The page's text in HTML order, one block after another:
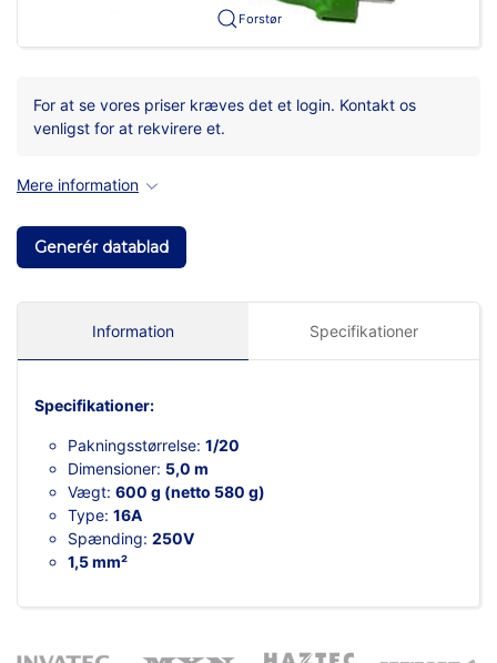
Forstør
For at se vores priser kræves det et login. Kontakt os
venligst for at rekvirere et.
Mere information
Generér datablad
Information Specifikationer
Specifikationer:
Pakningsstørrelse: 1/20
Dimensioner: 5,0 m
Vægt: 600 g (netto 580 g)
Type: 16A
Spænding: 250V
1,5 mm²